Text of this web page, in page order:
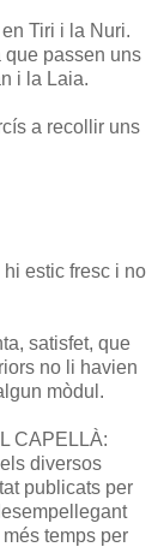
Tiri i la Nuri.
que passen uns
i la Laia.
a recollir uns
estic fresc i no
satisfet, que
no li havien
mòdul.
CAPELLÀ:
diversos
publicats per
temps per